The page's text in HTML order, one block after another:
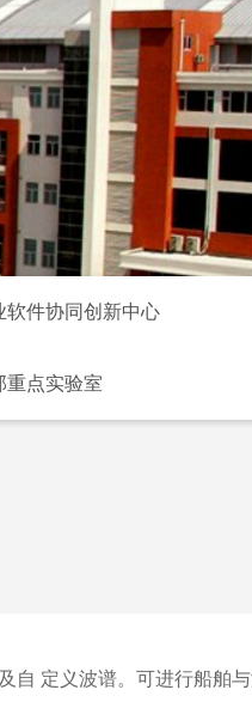
软件协同创新中心
重点实验室
定义波谱。可进行船舶